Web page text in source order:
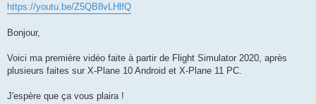
s
s
g
e
https://youtu.be/Z5QB8vLHlfQ
Bonjour,
Voici ma première vidéo faite à partir de Flight Simulator 2020, après
plusieurs faites sur X-Plane 10 Android et X-Plane 11 PC.
J'espère que ça vous plaira !